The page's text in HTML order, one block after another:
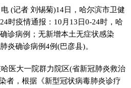
(记者 刘锡菊)14日，哈尔滨市卫健
时疫情通报：10月13日0-24时，哈
诊病例；无新增本土无症状感染
炎确诊病例4例(巴彦县)。
大一院群力院区(省新冠肺炎救治
者，根据《新型冠状病毒肺炎诊疗